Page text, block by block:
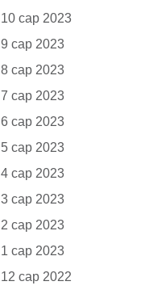
10 сар 2023
9 сар 2023
8 сар 2023
7 сар 2023
6 сар 2023
5 сар 2023
4 сар 2023
3 сар 2023
2 сар 2023
1 сар 2023
12 сар 2022